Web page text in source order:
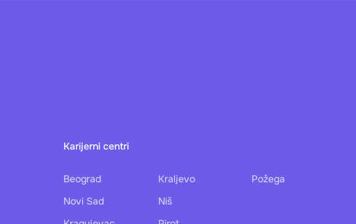
Karijerni centri
Beograd
Novi Sad
Kraljevo
Niš
Požega